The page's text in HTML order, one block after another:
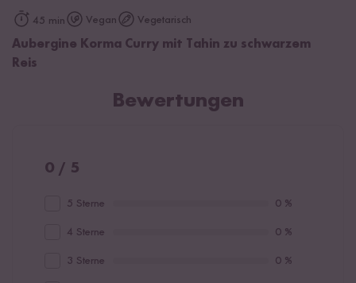
45 min Vegan Vegetarisch
Aubergine Korma Curry mit Tahin zu schwarzem
Reis
Bewertungen
0 / 5
5 Sterne 0 %
4 Sterne 0 %
3 Sterne 0 %